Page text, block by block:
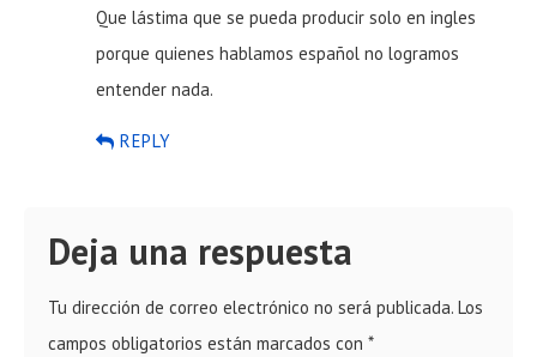
Que lástima que se pueda producir solo en ingles
porque quienes hablamos español no logramos
entender nada.
REPLY
Deja una respuesta
Tu dirección de correo electrónico no será publicada. Los
campos obligatorios están marcados con *